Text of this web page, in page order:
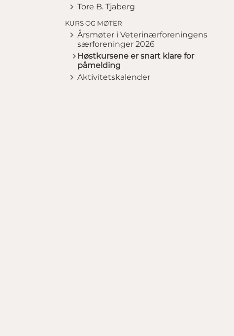
Tore B. Tjaberg
KURS OG MØTER
Årsmøter i Veterinærforeningens
særforeninger 2026
Høstkursene er snart klare for
påmelding
Aktivitetskalender